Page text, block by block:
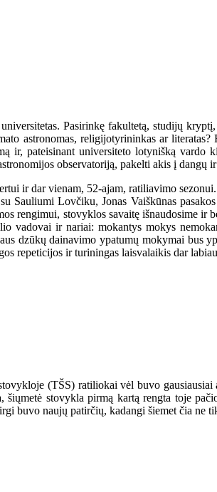
Pasirinkę fakultetą, studijų
astronomas, religijotyrininkas ar
ir, pateisinant universiteto lotynišką vardo
observatoriją, pakelti akis į dangų
ir dar vienam, 52-ajam, ratiliavimo
Sauliumi Lovčiku, Jonas Vaiškūnas
rengimui, stovyklos savaitę išnaudosime
vadovai ir nariai: mokantys mokys
dzūkų dainavimo ypatumų mokymai bus
repeticijos ir turiningas laisvalaikis dar
(TŠS) ratiliokai vėl buvo
šiųmetė stovykla pirmą kartą rengta toje
buvo naujų patirčių, kadangi šiemet čia ne